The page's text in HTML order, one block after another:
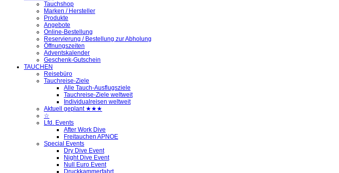
Tauchshop
Marken / Hersteller
Produkte
Angebote
Online-Bestellung
Reservierung / Bestellung zur Abholung
Öffnungszeiten
Adventskalender
Geschenk-Gutschein
TAUCHEN
Reisebüro
Tauchreise-Ziele
Alle Tauch-Ausflugsziele
Tauchreise-Ziele weltweit
Individualreisen weltweit
Aktuell geplant ★★★
☆
Lfd. Events
After Work Dive
Freitauchen APNOE
Special Events
Dry Dive Event
Night Dive Event
Null Euro Event
Druckkammerfahrt